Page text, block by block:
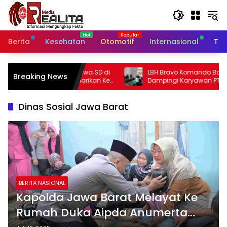
Langsung
konten
Berita
Kesehatan Otomotif Internasional
Breaking News
SD di
Ke
LBH Bravo Komando Bogor Raya
Dampingi Karyawan PT ACL dalam
Sengketa PHK di Disnaker Kabupaten
Dinas Sosial Jawa Barat
BERITA NASIONAL
Kapolda Jawa Barat Melayat Ke
Rumah Duka Aipda Anumerta